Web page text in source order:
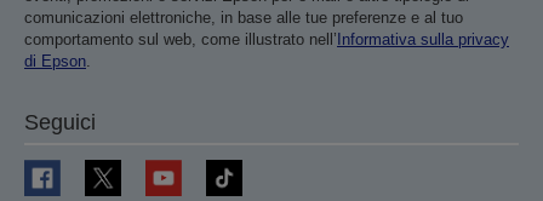
comunicazioni elettroniche, in base alle tue preferenze e al tuo
comportamento sul web, come illustrato nell’ Informativa sulla privacy
di Epson.
Seguici